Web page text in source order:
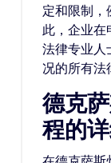
定和限制，
此，企业在
法律专业人
况的所有法
德克
程的